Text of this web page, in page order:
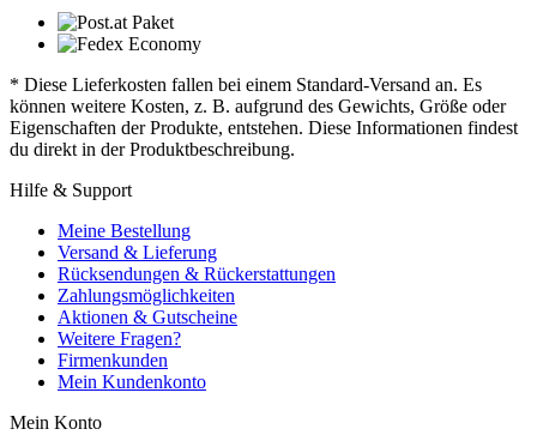
* Diese Lieferkosten fallen bei einem Standard-Versand an. Es
können weitere Kosten, z. B. aufgrund des Gewichts, Größe oder
Eigenschaften der Produkte, entstehen. Diese Informationen findest
du direkt in der Produktbeschreibung.
Hilfe & Support
Meine Bestellung
Versand & Lieferung
Rücksendungen & Rückerstattungen
Zahlungsmöglichkeiten
Aktionen & Gutscheine
Weitere Fragen?
Firmenkunden
Mein Kundenkonto
Mein Konto